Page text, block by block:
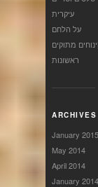
עיקרית
על הלחם
מתוקים
ראשונות
ARCHIVES
January 2015
May 2014
April 2014
January 2014